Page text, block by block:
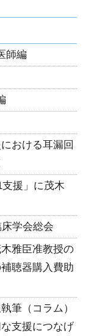
師編
おける耳漏回
支援」に茂木
学会総会
雅臣准教授の
聴器購入費助
筆（コラム）
支援につなげ